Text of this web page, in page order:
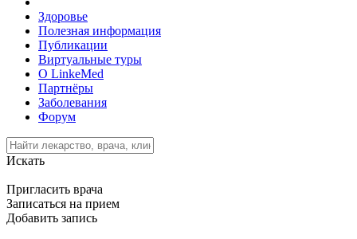
Здоровье
Полезная информация
Публикации
Виртуальные туры
О LinkeMed
Партнёры
Заболевания
Форум
Искать
Пригласить врача
Записаться на прием
Добавить запись